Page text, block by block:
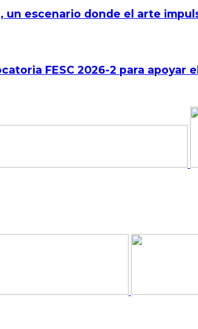
un escenario donde el arte
FESC 2026-2 para apoyar